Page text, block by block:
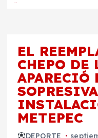
EL
CHEPO DE
APARECIÓ
METEPEC
DEPORTE